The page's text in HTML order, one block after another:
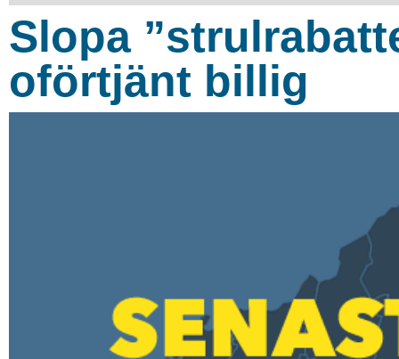
Slopa
oförtjänt billig